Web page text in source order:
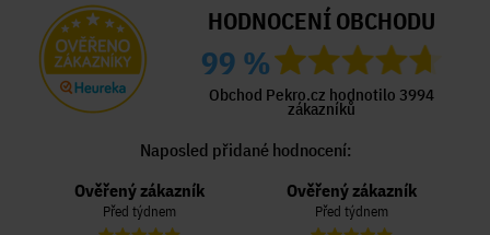
HODNOCENÍ OBCHODU
99 %
Obchod Pekro.cz hodnotilo 3994
zákazníků
Naposled přidané hodnocení:
Ověřený zákazník
Před týdnem
Ověřený zákazník
Před týdnem